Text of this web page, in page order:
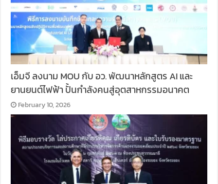
เอ็มจี ลงนาม MOU กับ อว. พัฒนาหลักสูตร AI และ
ยานยนต์ไฟฟ้า ปั้นกำลังคนสู่อุตสาหกรรมอนาคต
February 10, 2026